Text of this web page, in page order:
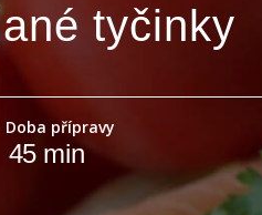
tyčinky
Doba přípravy
45min